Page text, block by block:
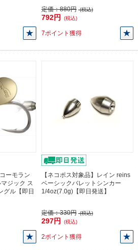
定価：880円 (税込)
792円 (税込)
7ポイント獲得
ーモラン
ジック ス
グル【即日
【ネコポス対象品】レイン reins
ベーシックバレットシンカー
1/4oz(7.0g)【即日発送】
定価：330円 (税込)
297円 (税込)
2ポイント獲得